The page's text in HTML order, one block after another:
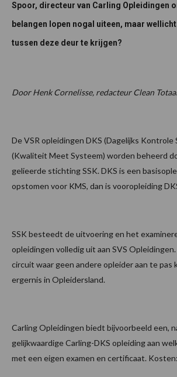
Spoor, directeur van Carling Opleidingen
belangen lopen nogal uiteen, maar
tussen deze deur te krijgen?
Door Henk Cornelisse, redacteur Clean
De VSR opleidingen DKS (Dagelijks Kontrole
(Kwaliteit Meet Systeem) worden beheerd
gelieerde stichting SSK. DKS is een
opstomen voor KMS, dan is vooropleiding
SSK besteedt de uitvoering en het
opleidingen volledig uit aan SVS
circuit waar geen andere opleider aan te pas
ergernis in Opleidersland.
Carling Opleidingen biedt bijvoorbeeld een,
gelijkwaardige Carling-DKS opleiding aan
met een eigen examen en certificaat.